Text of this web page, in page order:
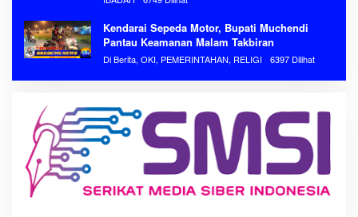
Kendarai Sepeda Motor, Bupati Muchendi
Pantau Keamanan Malam Takbiran
Di Berita, OKI, PEMERINTAHAN, RELIGI 6397 Dilihat